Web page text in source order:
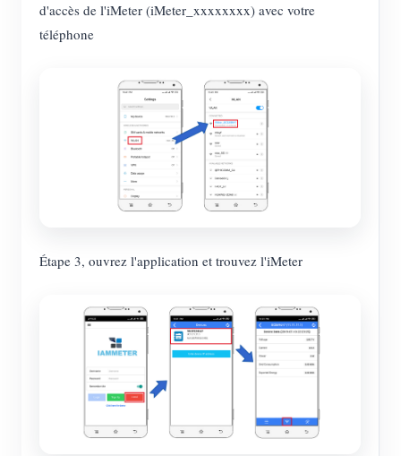
d'accès de l'iMeter (iMeter_xxxxxxxx) avec votre
téléphone
Étape 3, ouvrez l'application et trouvez l'iMeter